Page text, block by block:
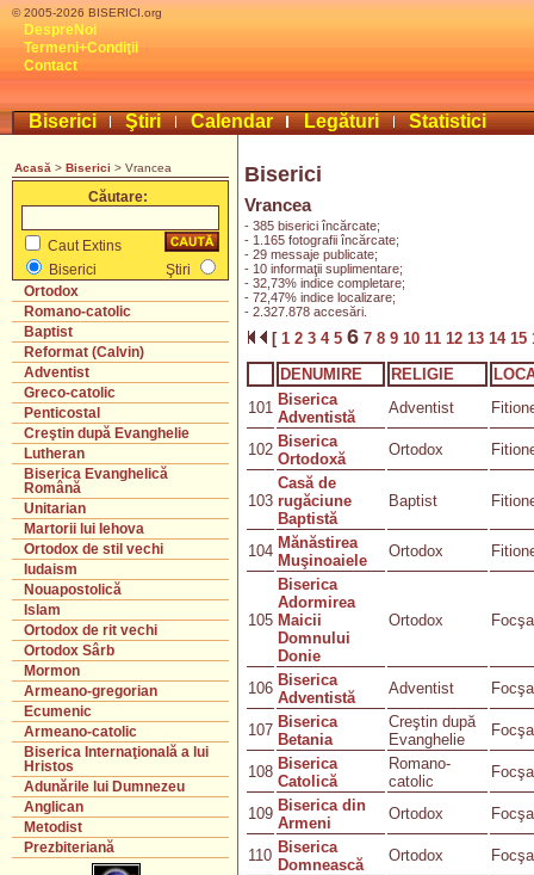
© 2005-2026 BISERICI.org
DespreNoi
Termeni+Condiţii
Contact
Biserici Ştiri Calendar Legături Statistici
Acasă > Biserici > Vrancea
Căutare:
Caut Extins
Biserici
Ştiri
Ortodox
Romano-catolic
Baptist
Reformat (Calvin)
Adventist
Greco-catolic
Penticostal
Creştin după Evanghelie
Lutheran
Biserica Evanghelică
Română
Unitarian
Martorii lui Iehova
Ortodox de stil vechi
Iudaism
Nouapostolică
Islam
Ortodox de rit vechi
Ortodox Sârb
Mormon
Armeano-gregorian
Ecumenic
Armeano-catolic
Biserica Internaţională a lui
Hristos
Adunările lui Dumnezeu
Anglican
Metodist
Prezbiteriană
Biserici
Vrancea
- 385 biserici încărcate;
- 1.165 fotografii încărcate;
- 29 messaje publicate;
- 10 informaţii suplimentare;
- 32,73% indice completare;
- 72,47% indice localizare;
- 2.327.878 accesări.
[1 2 3 4 5 6 7 8 9 10 11 12 13 14 15
DENUMIRE
RELIGIE
101 Biserica
Adventistă
Adventist
102 Biserica
Ortodoxă
Ortodox
103
Casă de
rugăciune
Baptistă
Baptist
104 Mănăstirea
Muşinoaiele
Ortodox
105
Biserica
Adormirea
Maicii
Domnului
Donie
Ortodox
106 Biserica
Adventistă
Adventist
107 Biserica
Betania
Creştin după
Evanghelie
108 Biserica
Catolică
Romano-
catolic
109 Biserica din
Armeni
Ortodox
110 Biserica
Domnească
Ortodox